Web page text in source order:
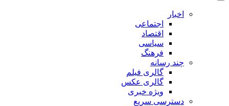
اخبار
اجتماعی
اقتصاد
سیاسی
فرهنگ
چند رسانه
گالری فیلم
گالری عکس
ویژه خبری
دسترسی سریع